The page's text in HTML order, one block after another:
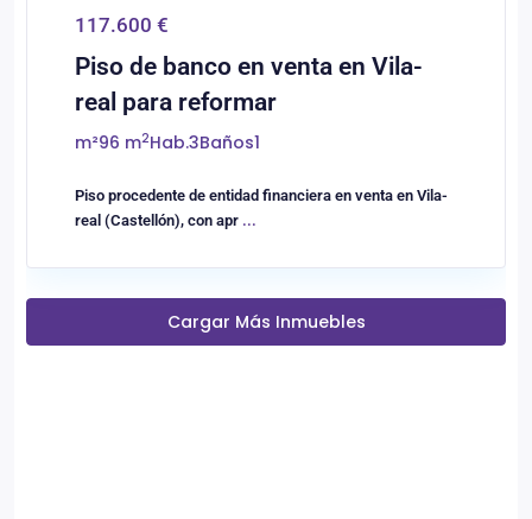
117.600 €
Piso de banco en venta en Vila-
real para reformar
m²96 m2Hab.3Baños1
Piso procedente de entidad financiera en venta en Vila-
real (Castellón), con apr ...
Cargar Más Inmuebles